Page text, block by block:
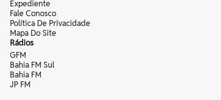
Expediente
Fale Conosco
Política De Privacidade
Mapa Do Site
Rádios
GFM
Bahia FM Sul
Bahia FM
JP FM